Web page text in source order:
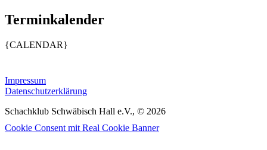
Terminkalender
{CALENDAR}
Impressum
Datenschutzerklärung
Schachklub Schwäbisch Hall e.V., © 2026
Cookie Consent mit Real Cookie Banner